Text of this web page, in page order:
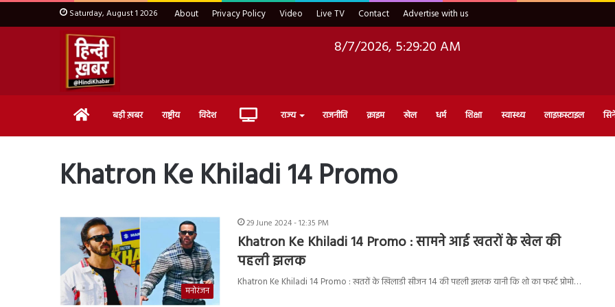
Saturday, August 1 2026 About Privacy Policy Video Live TV Contact Advertise with us
8/7/2026, 5:29:21 AM
Home बड़ी ख़बर राष्ट्रीय विदेश Live राज्य राजनीति क्राइम खेल धर्म शिक्षा स्वास्थ्य लाइफ़स्टाइल
Khatron Ke Khiladi 14 Promo
मनोरंजन
29 June 2024 - 12:35 PM
Khatron Ke Khiladi 14 Promo : सामने आई खतरों के खेल की
पहली झलक
Khatron Ke Khiladi 14 Promo : खतरों के खिलाडी सीजन 14 की पहली झलक यानी कि शो का फर्स्ट प्रोमो…